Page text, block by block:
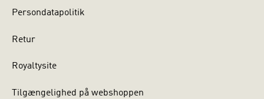
Persondatapolitik
Retur
Royaltysite
Tilgængelighed på webshoppen